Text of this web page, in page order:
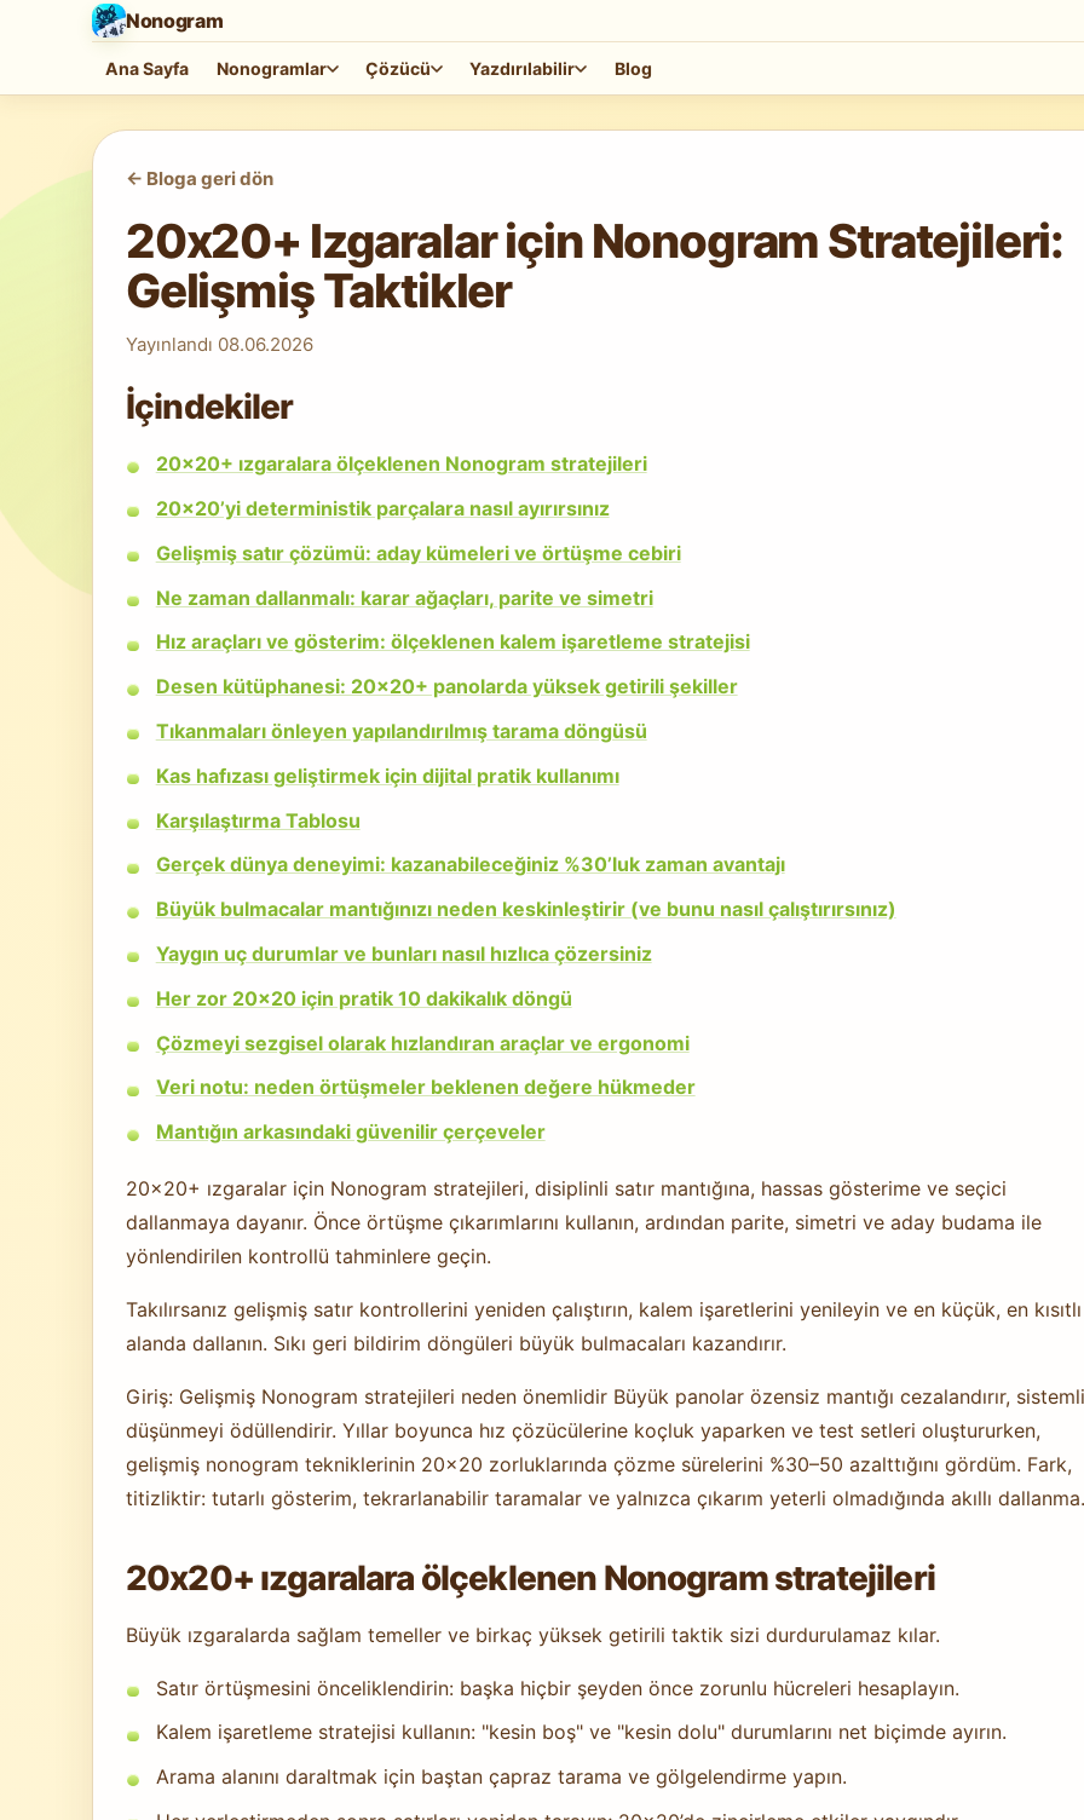
Nonogram
Ana Sayfa Nonogramlar Çözücü Yazdırılabilir Blog
<- Bloga geri dön
20x20+ Izgaralar için Nonogram Stratejileri:
Gelişmiş Taktikler
Yayınlandı 08.06.2026
İçindekiler
20x20+ ızgaralara ölçeklenen Nonogram stratejileri
20x20’yi deterministik parçalara nasıl ayırırsınız
Gelişmiş satır çözümü: aday kümeleri ve örtüşme cebiri
Ne zaman dallanmalı: karar ağaçları, parite ve simetri
Hız araçları ve gösterim: ölçeklenen kalem işaretleme stratejisi
Desen kütüphanesi: 20x20+ panolarda yüksek getirili şekiller
Tıkanmaları önleyen yapılandırılmış tarama döngüsü
Kas hafızası geliştirmek için dijital pratik kullanımı
Karşılaştırma Tablosu
Gerçek dünya deneyimi: kazanabileceğiniz %30’luk zaman avantajı
Büyük bulmacalar mantığınızı neden keskinleştirir (ve bunu nasıl çalıştırırsınız)
Yaygın uç durumlar ve bunları nasıl hızlıca çözersiniz
Her zor 20x20 için pratik 10 dakikalık döngü
Çözmeyi sezgisel olarak hızlandıran araçlar ve ergonomi
Veri notu: neden örtüşmeler beklenen değere hükmeder
Mantığın arkasındaki güvenilir çerçeveler
20x20+ ızgaralar için Nonogram stratejileri, disiplinli satır mantığına, hassas gösterime ve seçici
dallanmaya dayanır. Önce örtüşme çıkarımlarını kullanın, ardından parite, simetri ve aday budama ile
yönlendirilen kontrollü tahminlere geçin.
Takılırsanız gelişmiş satır kontrollerini yeniden çalıştırın, kalem işaretlerini yenileyin ve en küçük, en kısıtlı
alanda dallanın. Sıkı geri bildirim döngüleri büyük bulmacaları kazandırır.
Giriş: Gelişmiş Nonogram stratejileri neden önemlidir Büyük panolar özensiz mantığı cezalandırır, sistemli
düşünmeyi ödüllendirir. Yıllar boyunca hız çözücülerine koçluk yaparken ve test setleri oluştururken,
gelişmiş nonogram tekniklerinin 20x20 zorluklarında çözme sürelerini %30–50 azalttığını gördüm. Fark,
titizliktir: tutarlı gösterim, tekrarlanabilir taramalar ve yalnızca çıkarım yeterli olmadığında akıllı dallanma.
20x20+ ızgaralara ölçeklenen Nonogram stratejileri
Büyük ızgaralarda sağlam temeller ve birkaç yüksek getirili taktik sizi durdurulamaz kılar.
Satır örtüşmesini önceliklendirin: başka hiçbir şeyden önce zorunlu hücreleri hesaplayın.
Kalem işaretleme stratejisi kullanın: "kesin boş" ve "kesin dolu" durumlarını net biçimde ayırın.
Arama alanını daraltmak için baştan çapraz tarama ve gölgelendirme yapın.